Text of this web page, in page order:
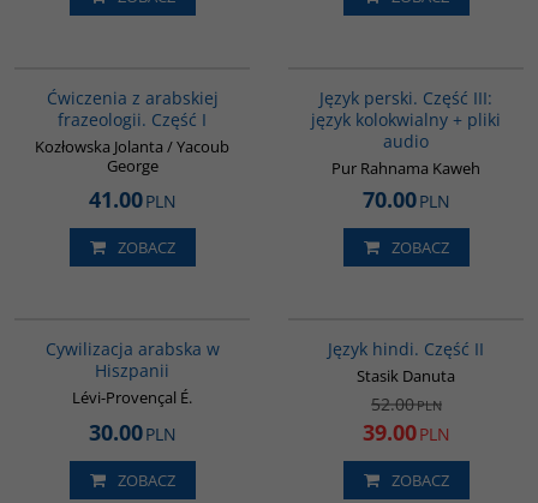
Ćwiczenia z arabskiej
frazeologii. Część I
Kozłowska Jolanta / Yacoub
George
41.00PLN
ZOBACZ
Język perski. Część III:
język kolokwialny + pliki
audio
Pur Rahnama Kaweh
70.00PLN
ZOBACZ
Cywilizacja arabska w
Hiszpanii
Lévi-Provençal É.
30.00PLN
ZOBACZ
Język hindi. Część II
Stasik Danuta
52.00PLN
39.00PLN
ZOBACZ